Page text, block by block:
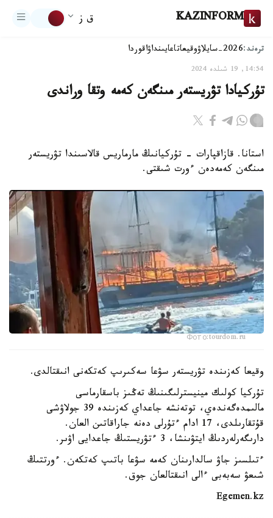
KAZINFORM ق ز
ترەند:2026-سايلاۋ وقيعاتاعايىنداۋاقوردا
14:54, 19 شىلدە 2024
تۇركيادا تۋريستەر مىنگەن كەمە وتقا وراندى
استانا. قازاقپارات - تۇركيانىڭ مارماريس قالاسىندا تۋريستەر
مىنگەن كەمەدەن ءورت شىقتى.
Фото:tourdom.ru
وقيعا كەزىندە تۋريستەر سۋعا سەكىرىپ كەتكەنى انىقتالدى.
تۇركيا كولىك مينيسترلىگىنىڭ تەڭىز باسقارماسى
مالىمدەگەندەي، توتەنشە جاعداي كەزىندە 39 جولاۋشى
قۇتقارىلدى، 17 ادام ءتۇرلى دەنە جاراقاتىن العان.
دارىگەرلەردىڭ ايتۋىنشا، 3 ءتۋريستىڭ جاعدايى اۋىر.
ءتىلسىز جاۋ سالدارىنان كەمە سۋعا باتىپ كەتكەن. ءورتتىڭ
شىعۋ سەبەبى ءالى انىقتالعان جوق.
Egemen.kz